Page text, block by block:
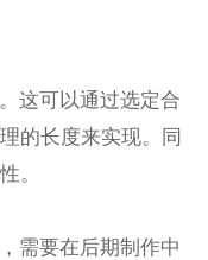
这可以通过选定合
的长度来实现。同
。
需要在后期制作中